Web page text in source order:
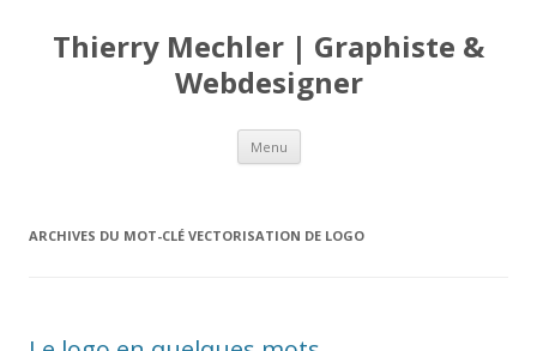
Thierry Mechler | Graphiste &
Webdesigner
Menu Aller
contenu
ARCHIVES DU MOT-CLÉ VECTORISATION DE LOGO